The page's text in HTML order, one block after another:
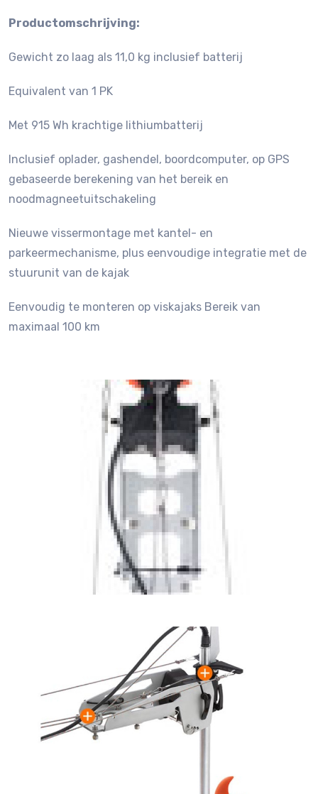
Productomschrijving:
Gewicht zo laag als 11,0 kg inclusief batterij
Equivalent van 1 PK
Met 915 Wh krachtige lithiumbatterij
Inclusief oplader, gashendel, boordcomputer, op GPS
gebaseerde berekening van het bereik en
noodmagneetuitschakeling
Nieuwe vissermontage met kantel- en
parkeermechanisme, plus eenvoudige integratie met de
stuurunit van de kajak
Eenvoudig te monteren op viskajaks Bereik van
maximaal 100 km